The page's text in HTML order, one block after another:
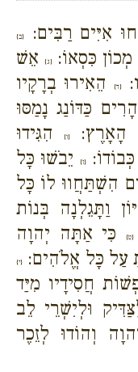
אִיִּים רַבִּים: {ב}
מְכוֹן כִּסְאוֹ:{ג}
אֵשׁ
{ד}הֵאִירוּ בְרָקָיו
כַּדּוֹנַג נָמַסּוּ
הָאָרֶץ:
{ו}הִגִּידוּ
{ז}
יֵבֹשׁוּ כָּל
הִשְׁתַּחֲווּ לוֹ כָּל
וַתָּגֵלְנָה בְּנוֹת
{ט}כִּי אַתָּה יְהוָה
עַל כָּל אֱלֹהִים:
{י}
חֲסִידָיו מִיַּד
וּלְיִשְׁרֵי לֵב
וְהוֹדוּ לְזֵכֶר